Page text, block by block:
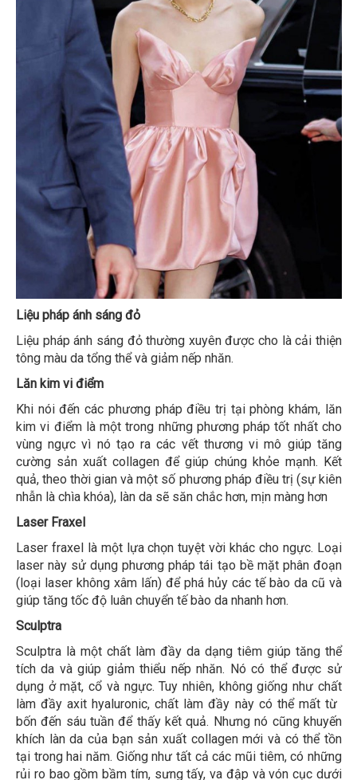
Liệu pháp ánh sáng đỏ
Liệu pháp ánh sáng đỏ thường xuyên được cho là cải thiện
tông màu da tổng thể và giảm nếp nhăn.
Lăn kim vi điểm
Khi nói đến các phương pháp điều trị tại phòng khám, lăn
kim vi điểm là một trong những phương pháp tốt nhất cho
vùng ngực vì nó tạo ra các vết thương vi mô giúp tăng
cường sản xuất collagen để giúp chúng khỏe mạnh. Kết
quả, theo thời gian và một số phương pháp điều trị (sự kiên
nhẫn là chìa khóa), làn da sẽ săn chắc hơn, mịn màng hơn
Laser Fraxel
Laser fraxel là một lựa chọn tuyệt vời khác cho ngực. Loại
laser này sử dụng phương pháp tái tạo bề mặt phân đoạn
(loại laser không xâm lấn) để phá hủy các tế bào da cũ và
giúp tăng tốc độ luân chuyển tế bào da nhanh hơn.
Sculptra
Sculptra là một chất làm đầy da dạng tiêm giúp tăng thể
tích da và giúp giảm thiểu nếp nhăn. Nó có thể được sử
dụng ở mặt, cổ và ngực. Tuy nhiên, không giống như chất
làm đầy axit hyaluronic, chất làm đầy này có thể mất từ ​​​​
bốn đến sáu tuần để thấy kết quả. Nhưng nó cũng khuyến
khích làn da của bạn sản xuất collagen mới và có thể tồn
tại trong hai năm. Giống như tất cả các mũi tiêm, có những
rủi ro bao gồm bầm tím, sưng tấy, va đập và vón cục dưới